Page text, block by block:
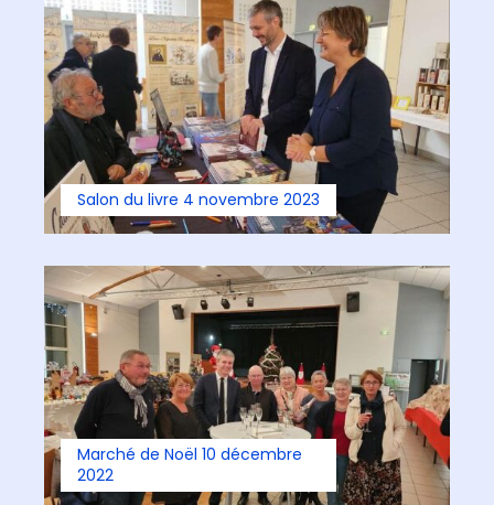
Salon du livre 4 novembre 2023
Marché de Noël 10 décembre
2022